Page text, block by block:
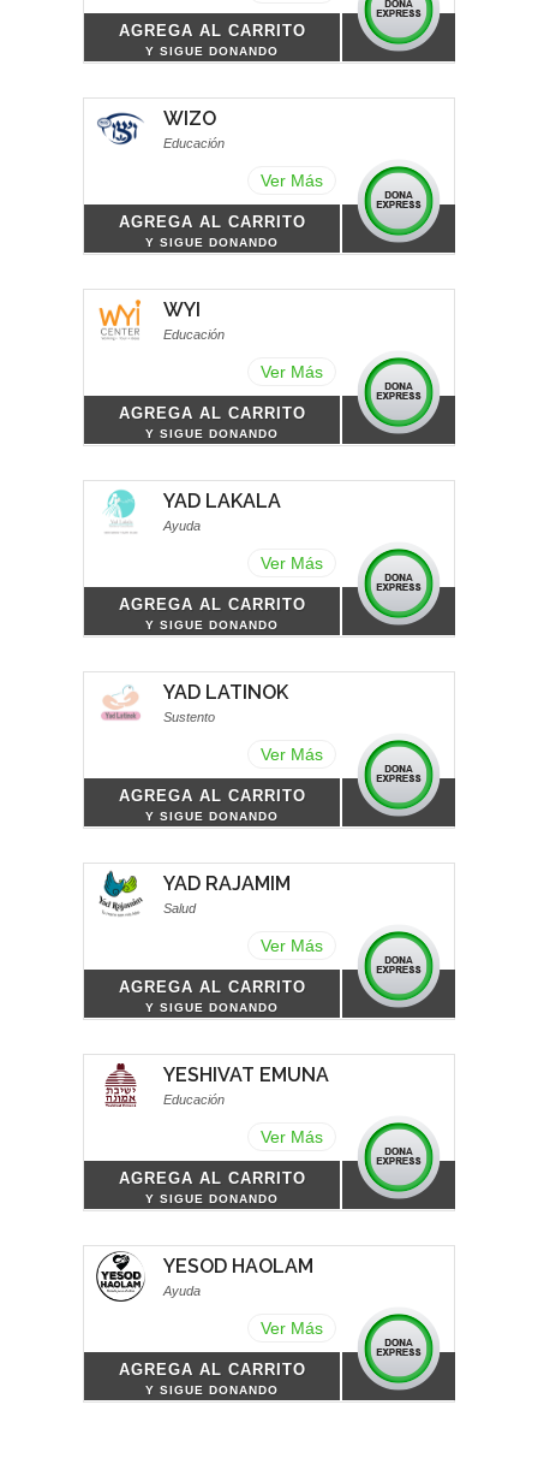
AGREGA AL CARRITO
Y SIGUE DONANDO
WIZO
Educación
Ver Más
AGREGA AL CARRITO
Y SIGUE DONANDO
WYI
Educación
Ver Más
AGREGA AL CARRITO
Y SIGUE DONANDO
YAD LAKALA
Ayuda
Ver Más
AGREGA AL CARRITO
Y SIGUE DONANDO
YAD LATINOK
Sustento
Ver Más
AGREGA AL CARRITO
Y SIGUE DONANDO
YAD RAJAMIM
Salud
Ver Más
AGREGA AL CARRITO
Y SIGUE DONANDO
YESHIVAT EMUNA
Educación
Ver Más
AGREGA AL CARRITO
Y SIGUE DONANDO
YESOD HAOLAM
Ayuda
Ver Más
AGREGA AL CARRITO
Y SIGUE DONANDO